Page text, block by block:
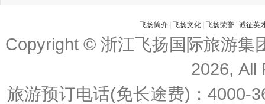
飞扬简介 飞扬文化 飞扬荣誉 诚征英
Copyright © 浙江飞扬国际旅游集
2026, All
旅游预订电话(免长途费)：4000-